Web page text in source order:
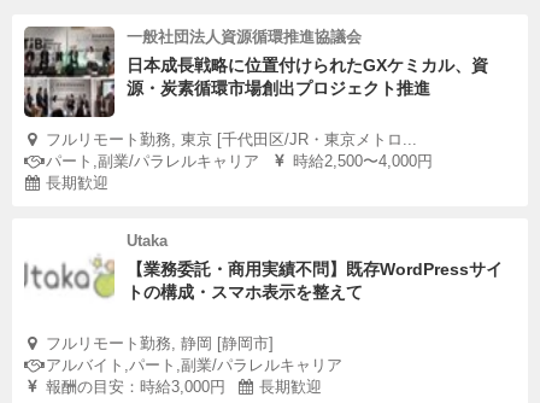
一般社団法人資源循環推進協議会
日本成長戦略に位置付けられたGXケミカル、資
源・炭素循環市場創出プロジェクト推進
フルリモート勤務, 東京 [千代田区/JR・東京メトロ...
パート,副業/パラレルキャリア
時給2,500〜4,000円
長期歓迎
Utaka
【業務委託・商用実績不問】既存WordPressサイ
トの構成・スマホ表示を整えて
フルリモート勤務, 静岡 [静岡市]
アルバイト,パート,副業/パラレルキャリア
報酬の目安：時給3,000円
長期歓迎